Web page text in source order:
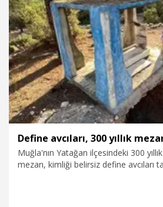
3.12.2025 Kurumsal
Muğla'nın Yatağan ilçesindeki 300
mezarı, kimliği belirsiz define avcıları